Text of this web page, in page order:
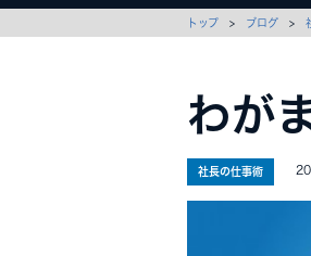
トップ > ブログ >
わが
社長の仕事術